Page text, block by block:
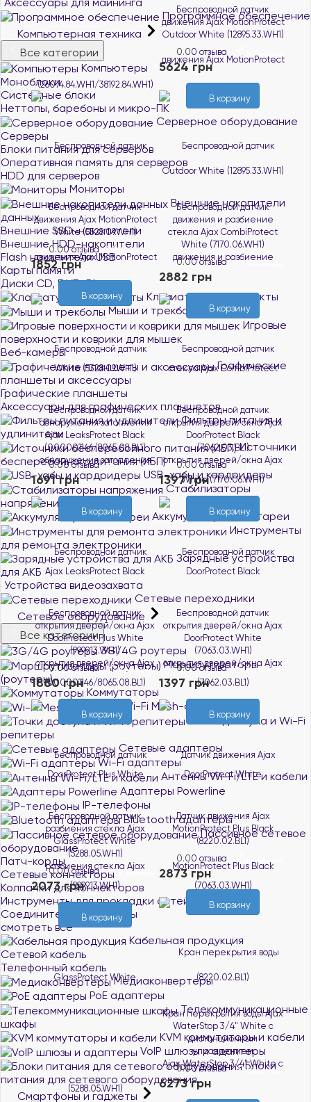
Программное обеспечение
Компьютерная техника
Все категории
Компьютеры
Моноблоки
Системные блоки
Неттопы, баребоны и микро-ПК
Серверное оборудование
Серверы
Блоки питания для серверов
Оперативная память для серверов
HDD для серверов
Мониторы
Внешние накопители
данных
Внешние SSD-накопители
Внешние HDD-накопители
Flash накопители USB
Карты памяти
Диски CD, DVD, Blue-ray
Клавиатуры и комплекты
Мыши и трекболы
Игровые
поверхности и коврики для мышек
Веб-камеры
Графические
планшеты и аксессуары
Графические планшеты
Аксессуары для графических планшетов
Фильтры питания и
удлинители
Источники
бесперебойного питания (ИБП)
USB-хабы и кардридеры
Стабилизаторы
напряжения
Аккумуляторные батареи
Инструменты
для ремонта электроники
Зарядные устройства
для АКБ
Устройства видеозахвата
Сетевые переходники
Сетевое оборудование
Все категории
3G/4G роутеры
Маршрутизаторы
(роутеры)
Коммутаторы
Wi-Fi Mesh-системы
Точки доступа и Wi-Fi
репитеры
Сетевые адаптеры
Wi-Fi адаптеры
Антенны Wi-Fi/LTE и кабели
Адаптеры Powerline
IP-телефоны
Bluetooth адаптеры
Пассивное сетевое
оборудование
Патч-корды
Сетевые коннекторы
Колпачки для коннекторов
Инструменты для прокладки сетей
Соединители витой пары
смотреть все
Кабельная продукция
Сетевой кабель
Телефонный кабель
Медиаконвертеры
PoE адаптеры
Телекоммуникационные
шкафы
KVM коммутаторы и кабели
VoIP шлюзы и адаптеры
Блоки
питания для сетевого оборудования
Смартфоны и гаджеты
Беспроводной датчик
движения Ajax MotionProtect
Outdoor White (12895.33.WH1)
0.00 отзыва В наличии
5624 грн
В корзину
Беспроводной датчик
движения Ajax MotionProtect
White (5328.09.WH1)
0.00 отзыва В наличии
1852 грн
В корзину
Беспроводной датчик
движения и разбиение
стекла Ajax CombiProtect
White (7170.06.WH1)
0.00 отзыва
2882 грн
В корзину
Беспроводной датчик
обнаружения затопления
Ajax LeaksProtect Black
(000001146/8065.08.BL1)
0.00 отзыва В наличии
1691 грн
В корзину
Беспроводной датчик
открытия дверей/окна Ajax
DoorProtect Black
(7062.03.BL1)
0.00 отзыва В наличии
1397 грн
В корзину
Беспроводной датчик
открытия дверей/окна Ajax
DoorProtect Plus White
(9999.13.WH1)
0.00 отзыва В наличии
1880 грн
В корзину
Беспроводной датчик
открытия дверей/окна Ajax
DoorProtect White
(7063.03.WH1)
0.00 отзыва В наличии
1397 грн
В корзину
Беспроводной датчик
разбиения стекла Ajax
GlassProtect White
(5288.05.WH1)
0.00 отзыва В наличии
2073 грн
В корзину
Датчик движения Ajax
MotionProtect Plus Black
(8220.02.BL1)
0.00 отзыва В наличии
2873 грн
В корзину
Кран перекрытия воды Ajax
WaterStop 3/4" White с
дистанционным
управлением
0.00 отзыва В наличии
6273 грн